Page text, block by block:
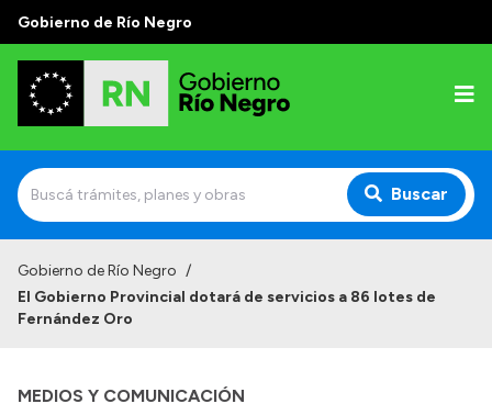
Gobierno de Río Negro
Buscar
Autoridades
Autoridades y Organismos
Gobierno de Río Negro /
El Gobierno Provincial dotará de servicios a 86 lotes de
Fernández Oro
MEDIOS Y COMUNICACIÓN